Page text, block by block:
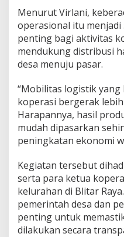
Menurut Virlani,
operasional itu
penting bagi aktivitas
mendukung distribusi
desa menuju pasar.
“Mobilitas logistik
koperasi bergerak
Harapannya, hasil
mudah dipasarkan
peningkatan ekonomi
Kegiatan tersebut
serta para ketua
kelurahan di Blitar
pemerintah desa dan
penting untuk
dilakukan secara